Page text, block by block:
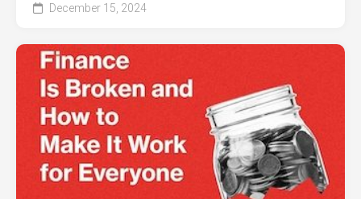
December 15, 2024